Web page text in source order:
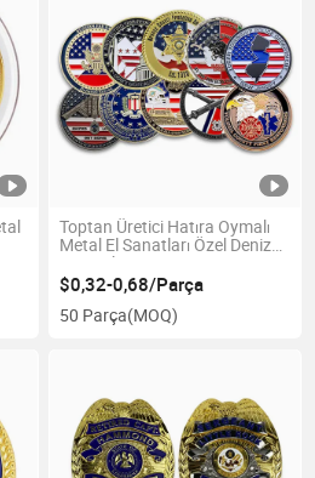
Toptan Üretici Hatıra Oymalı
Metal El Sanatları Özel Deniz
Kuvvetleri Anma Logosu
Yumuşak Emaye Metal 3D
Altın ABD Askeri Meydan
Okuma Paraları Tanıtım
$0,32-0,68/Parça
50 Parça(MOQ)